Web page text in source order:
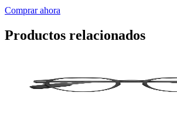
Comprar ahora
Productos relacionados